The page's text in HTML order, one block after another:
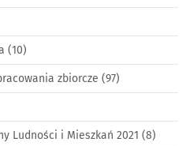
(10)
zbiorcze (97)
Ludności i Mieszkań 2021 (8)